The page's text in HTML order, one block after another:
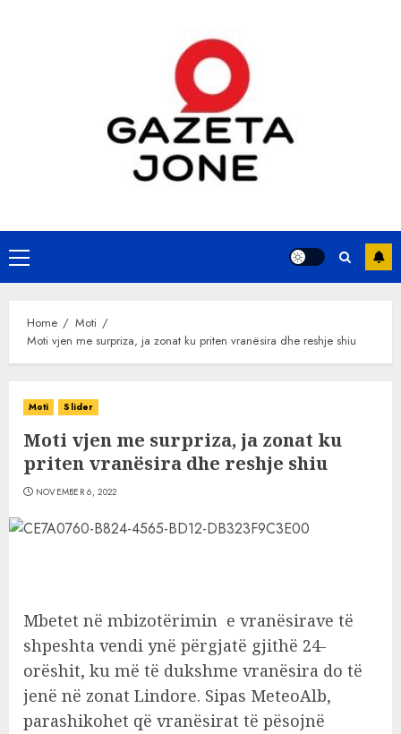
Primary
Menu
Home
Moti
Moti vjen me surpriza, ja zonat ku priten vranësira dhe reshje shiu
Moti Slider
Moti vjen me surpriza, ja zonat ku
priten vranësira dhe reshje shiu
NOVEMBER 6, 2022
Mbetet në mbizotërimin e vranësirave të
shpeshta vendi ynë përgjatë gjithë 24-
orëshit, ku më të dukshme vranësira do të
jenë në zonat Lindore. Sipas MeteoAlb,
parashikohet që vranësirat të pësojnë